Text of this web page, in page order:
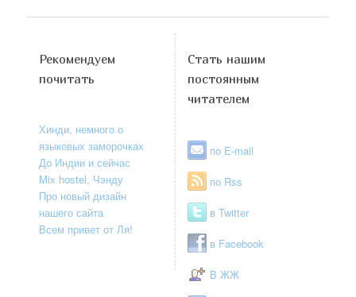
Рекомендуем
почитать
Хинди, немного о
языковых заморочках
До Индии и сейчас
Mix hostel, Чэнду
Про новый дизайн
нашего сайта
Всем привет от Ля!
Стать нашим
постоянным
читателем
по E-mail
по Rss
в Twitter
в Facebook
В ЖЖ